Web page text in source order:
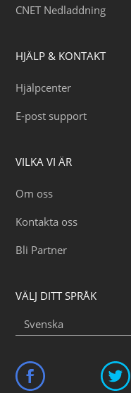
CNET Nedladdning
HJÄLP & KONTAKT
Hjälpcenter
E-post support
VILKA VI ÄR
Om oss
Kontakta oss
Bli Partner
VÄLJ DITT SPRÅK